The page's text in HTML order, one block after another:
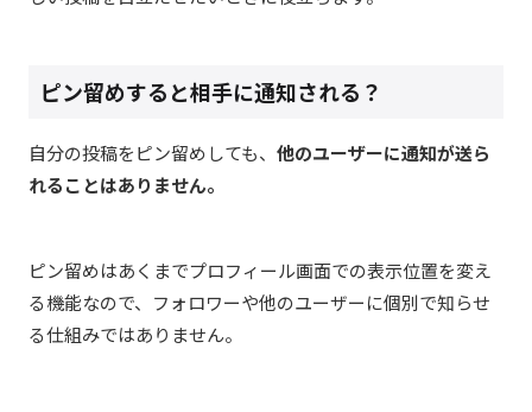
ピン留めすると相手に通知される？
自分の投稿をピン留めしても、 他のユーザーに通知が送ら
れることはありません。
ピン留めはあくまでプロフィール画面での表示位置を変え
る機能なので、フォロワーや他のユーザーに個別で知らせ
る仕組みではありません。